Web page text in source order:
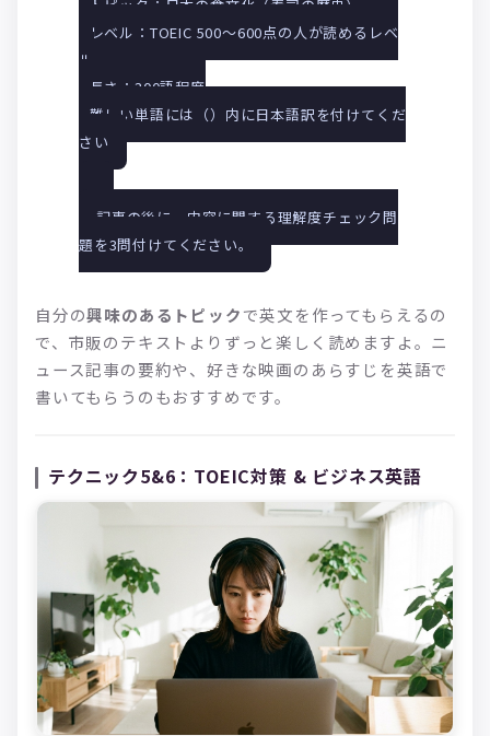
• トピック：日本の食文化（寿司の歴史）
• レベル：TOEIC 500〜600点の人が読めるレベ
ル
• 長さ：300語程度
• 難しい単語には（）内に日本語訳を付けてくだ
さい
記事の後に、内容に関する理解度チェック問
題を3問付けてください。
自分の興味のあるトピックで英文を作ってもらえるの
で、市販のテキストよりずっと楽しく読めますよ。ニ
ュース記事の要約や、好きな映画のあらすじを英語で
書いてもらうのもおすすめです。
テクニック5&6：TOEIC対策 & ビジネス英語